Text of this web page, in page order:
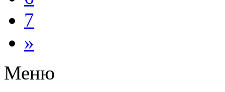
7
»
Меню